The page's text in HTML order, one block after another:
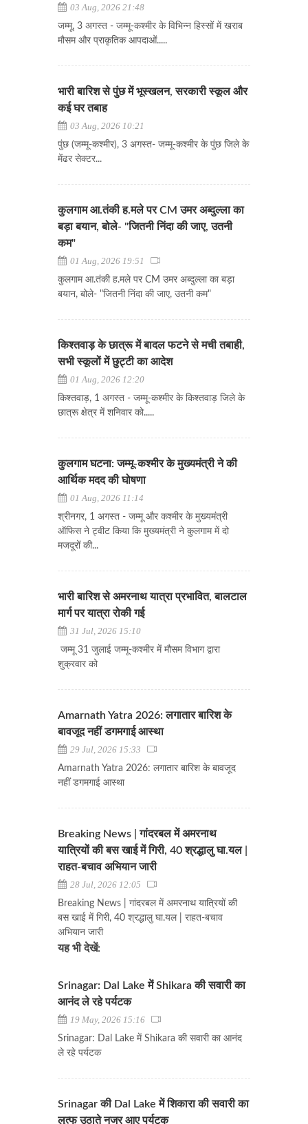
03 Aug, 2026 21:48
जम्मू, 3 अगस्त - जम्मू-कश्मीर के विभिन्न हिस्सों में खराब
मौसम और प्राकृतिक आपदाओं.....
भारी बारिश से पुंछ में भूस्खलन, सरकारी स्कूल और
कई घर तबाह
03 Aug, 2026 10:21
पुंछ (जम्मू-कश्मीर), 3 अगस्त- जम्मू-कश्मीर के पुंछ जिले के
मेंढर सेक्टर...
कुलगाम आ.तंकी ह.मले पर CM उमर अब्दुल्ला का
बड़ा बयान, बोले- "जितनी निंदा की जाए, उतनी
कम"
01 Aug, 2026 19:51
कुलगाम आ.तंकी ह.मले पर CM उमर अब्दुल्ला का बड़ा
बयान, बोले- "जितनी निंदा की जाए, उतनी कम"
किश्तवाड़ के छात्रू में बादल फटने से मची तबाही,
सभी स्कूलों में छुट्टी का आदेश
01 Aug, 2026 12:20
किश्तवाड़, 1 अगस्त - जम्मू-कश्मीर के किश्तवाड़ जिले के
छात्रू क्षेत्र में शनिवार को.....
कुलगाम घटना: जम्मू-कश्मीर के मुख्यमंत्री ने की
आर्थिक मदद की घोषणा
01 Aug, 2026 11:14
श्रीनगर, 1 अगस्त - जम्मू और कश्मीर के मुख्यमंत्री
ऑफिस ने ट्वीट किया कि मुख्यमंत्री ने कुलगाम में दो
मजदूरों की...
भारी बारिश से अमरनाथ यात्रा प्रभावित, बालटाल
मार्ग पर यात्रा रोकी गई
31 Jul, 2026 15:10
जम्मू 31 जुलाई जम्मू-कश्मीर में मौसम विभाग द्वारा
शुक्रवार को
Amarnath Yatra 2026: लगातार बारिश के
बावजूद नहीं डगमगाई आस्था
29 Jul, 2026 15:33
Amarnath Yatra 2026: लगातार बारिश के बावजूद
नहीं डगमगाई आस्था
Breaking News | गांदरबल में अमरनाथ
यात्रियों की बस खाई में गिरी, 40 श्रद्धालु घा.यल |
राहत-बचाव अभियान जारी
28 Jul, 2026 12:05
Breaking News | गांदरबल में अमरनाथ यात्रियों की
बस खाई में गिरी, 40 श्रद्धालु घा.यल | राहत-बचाव
अभियान जारी
यह भी देखें:
Srinagar: Dal Lake में Shikara की सवारी का
आनंद ले रहे पर्यटक
19 May, 2026 15:16
Srinagar: Dal Lake में Shikara की सवारी का आनंद
ले रहे पर्यटक
Srinagar की Dal Lake में शिकारा की सवारी का
लुत्फ उठाते नजर आए पर्यटक